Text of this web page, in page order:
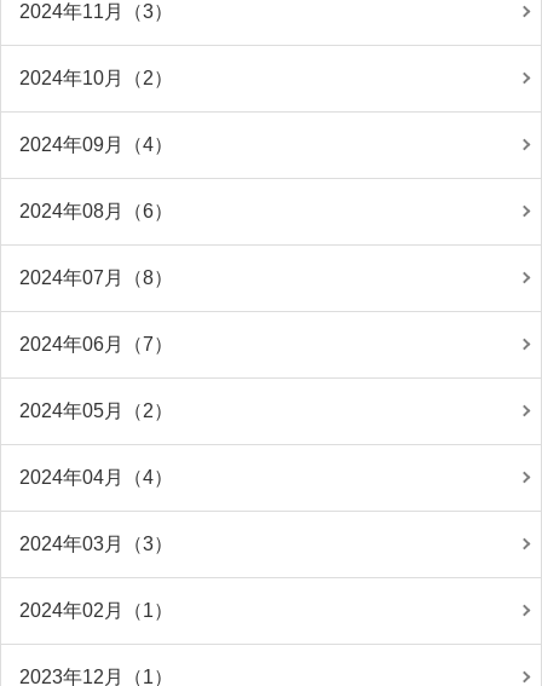
2024年11月（3）
2024年10月（2）
2024年09月（4）
2024年08月（6）
2024年07月（8）
2024年06月（7）
2024年05月（2）
2024年04月（4）
2024年03月（3）
2024年02月（1）
2023年12月（1）